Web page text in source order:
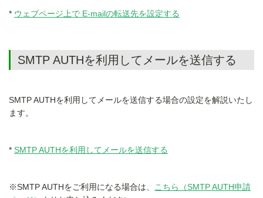
ウェブページ上で E-mailの転送先を設定する
SMTP AUTHを利用してメールを送信する
SMTP AUTHを利用してメールを送信する場合の設定を解説いたし
ます。
SMTP AUTHを利用してメールを送信する
※SMTP AUTHをご利用になる場合は、
こちら（SMTP AUTH申請